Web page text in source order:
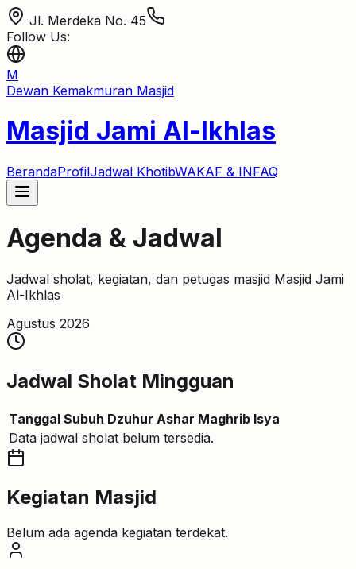
Jl. Merdeka No. 45
Follow Us:
M
Dewan Kemakmuran Masjid
Masjid Jami Al-Ikhlas
BerandaProfilJadwal KhotibWAKAF & INFAQ
Agenda & Jadwal
Jadwal sholat, kegiatan, dan petugas masjid Masjid Jami
Al-Ikhlas
Agustus 2026
Jadwal Sholat Mingguan
Tanggal Subuh Dzuhur Ashar Maghrib Isya
Data jadwal sholat belum tersedia.
Kegiatan Masjid
Belum ada agenda kegiatan terdekat.